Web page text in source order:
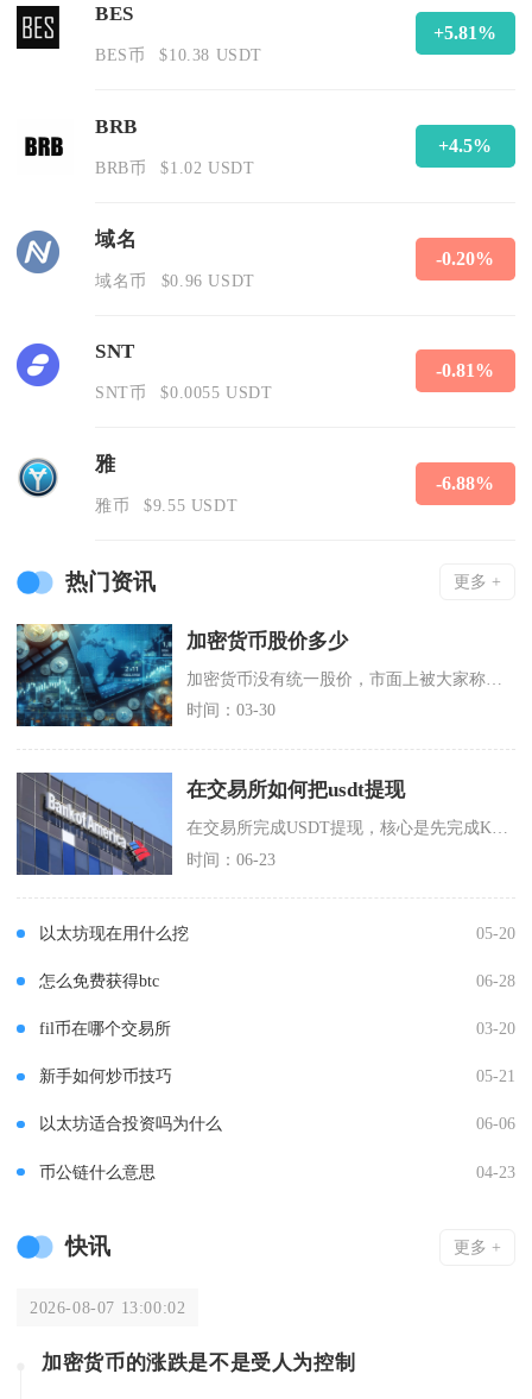
BES
BES币 $10.38 USDT
+5.81%
BRB
BRB币 $1.02 USDT
+4.5%
域名
域名币 $0.96 USDT
-0.20%
SNT
SNT币 $0.0055 USDT
-0.81%
雅
雅币 $9.55 USDT
-6.88%
热门资讯 更多 +
加密货币股价多少
时间：03-30
在交易所如何把usdt提现
时间：06-23
以太坊现在用什么挖 05-20
怎么免费获得btc 06-28
fil币在哪个交易所 03-20
新手如何炒币技巧 05-21
以太坊适合投资吗为什么 06-06
币公链什么意思 04-23
快讯 更多 +
2026-08-07 13:00:02
加密货币的涨跌是不是受人为控制